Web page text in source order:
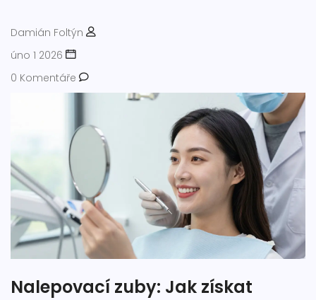
Damián Foltýn
úno 1 2026
0 Komentáře
Nalepovací zuby: Jak získat